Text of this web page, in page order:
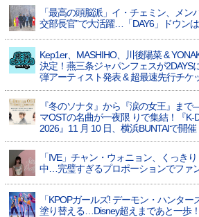
「最高の頭脳派」イ・チェミン、メン
交部長官”で大活躍…「DAY6」ドウンは
Kep1er、MASHIHO、川後陽菜 &
決定！燕三条ジャパンフェスが2DAYS
弾アーティスト発表 & 超最速先行チケ
『冬のソナタ』から『涙の女王』ま
マOSTの名曲が一夜限 りで集結！『K-
2026』11 月 10 日、横浜BUNTAIで開催
「IVE」チャン・ウォニョン、くっき
中…完璧すぎるプロポーションでファ
「KPOPガールズ! デーモン・ハンタ
塗り替える…Disney超えまであと一歩